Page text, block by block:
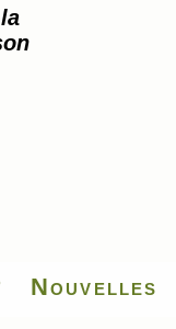
Nouvelles